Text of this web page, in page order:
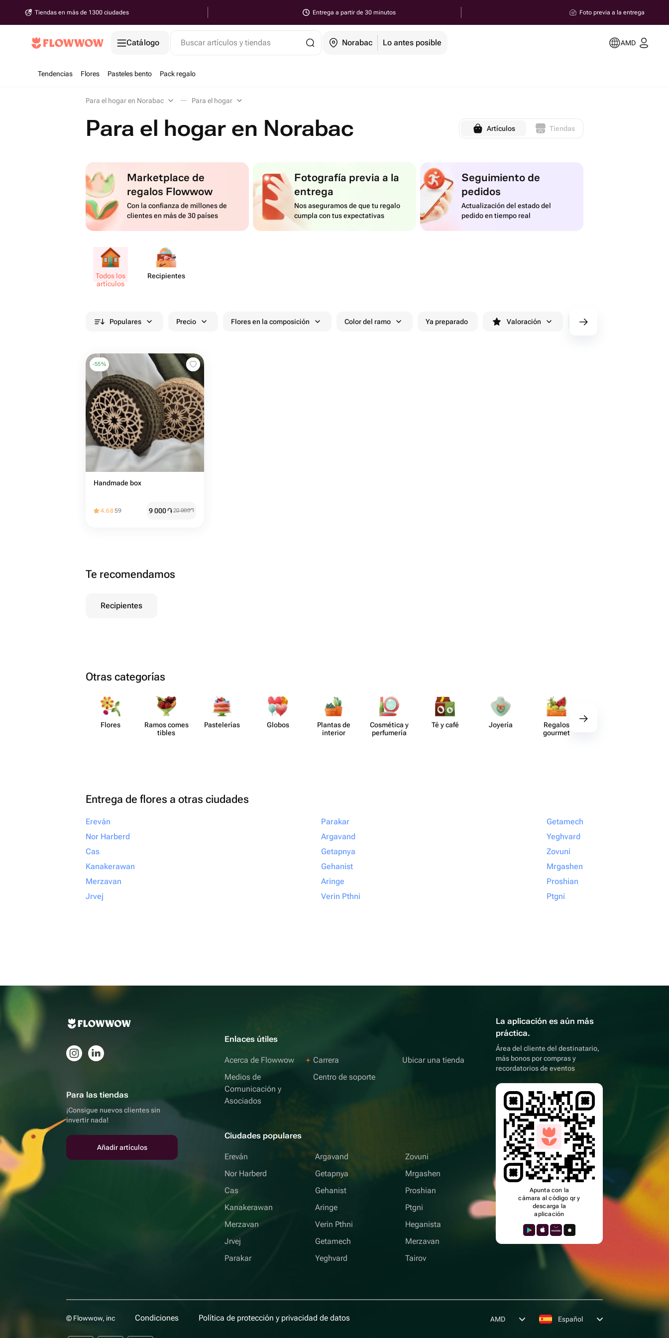
Tiendas en más de 1300 ciudades Entrega a partir de 30 minutos Foto previa a la entrega
Catálogo Buscar artículos y tiendas Norabac Lo antes posible AMD
Tendencias Flores Pasteles bento Pack regalo
Para el hogar en Norabac Para el hogar
Para el hogar en Norabac Artículos Tiendas
Marketplace de
regalos Flowwow
Con la confianza de millones de
clientes en más de 30 países
Fotografía previa a la
entrega
Nos aseguramos de que tu regalo
cumpla con tus expectativas
Seguimiento de
pedidos
Actualización del estado del
pedido en tiempo real
Todos los
artículos
Recip​ientes
Populares Precio Flores en la composición Color del ramo Ya preparado Valoración cv/filters/name_fast_delivery
-55%
Handmade box
4.6859 9 000֏20 000֏
Te recomendamos
Recipientes
Otras categorías
Flores
Ramos comes​
tibles
Paste​lerías Globos
Plantas de
interior
Cosmética y
perf​umería
Té y café Joyería
Regalos
gourmet
Entrega de flores a otras ciudades
Ereván
Nor Harberd
Cas
Kanakerawan
Merzavan
Jrvej
Parakar
Argavand
Getapnya
Gehanist
Aringe
Verin Pthni
Getamech
Yeghvard
Zovuni
Mrgashen
Proshian
Ptgni
Para las tiendas
¡Consigue nuevos clientes sin
invertir nada!
Añadir artículos
Enlaces útiles
Acerca de Flowwow
Medios de
Comunicación y
Asociados
Carrera
Centro de soporte
Ubicar una tienda
Ciudades populares
Ereván
Nor Harberd
Cas
Kanakerawan
Merzavan
Jrvej
Parakar
Argavand
Getapnya
Gehanist
Aringe
Verin Pthni
Getamech
Yeghvard
Zovuni
Mrgashen
Proshian
Ptgni
Heganista
Merzavan
Tairov
La aplicación es aún más
práctica.
Área del cliente del destinatario,
más bonos por compras y
recordatorios de eventos
Apunta con la
cámara al código qr y
descarga la
aplicación
© Flowwow, inc Condiciones Política de protección y privacidad de datos AMD Español